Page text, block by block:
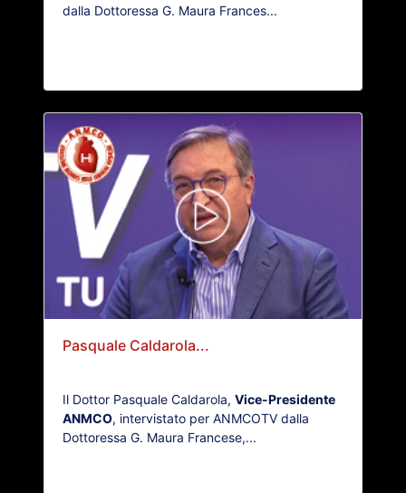
dalla Dottoressa G. Maura Frances...
Pasquale Caldarola...
Il Dottor Pasquale Caldarola, Vice-Presidente
ANMCO, intervistato per ANMCOTV dalla
Dottoressa G. Maura Francese,...